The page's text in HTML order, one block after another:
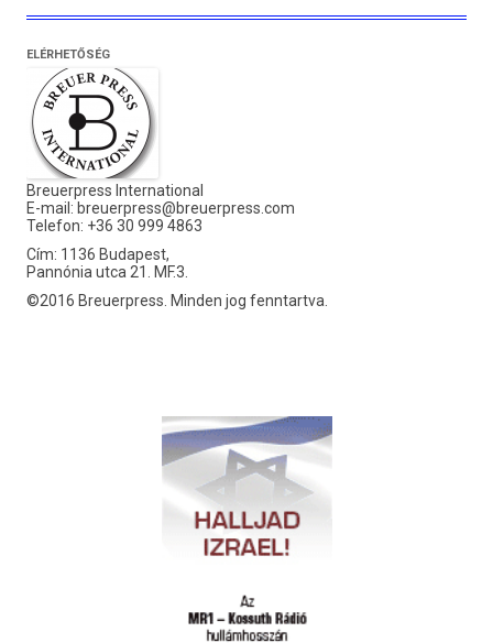
ELÉRHETŐSÉG
Breuerpress International
E-mail: breuerpress@breuerpress.com
Telefon: +36 30 999 4863
Cím: 1136 Budapest,
Pannónia utca 21. MF.3.
©2016 Breuerpress. Minden jog fenntartva.